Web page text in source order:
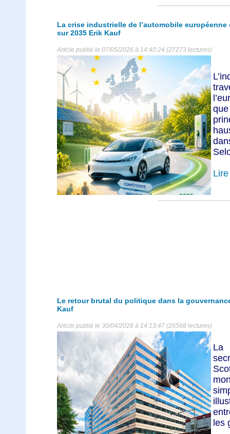
La crise industrielle de l’automobile
sur 2035 Erik Kauf
Article publié le 07/05/2026 à 14:40:24 (27273 lectures)
Le retour brutal du politique dans la
Kauf
Article publié le 30/04/2026 à 14:13:47 (26568 lectures)
La
les